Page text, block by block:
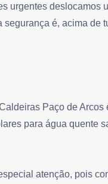
urgentes deslocamos
é, acima de
Paço de Arcos
para água quente
atenção, pois